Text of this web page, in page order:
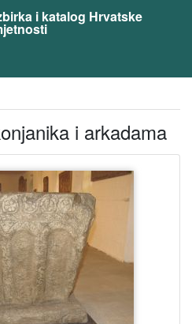
i katalog Hrvatske
i arkadama